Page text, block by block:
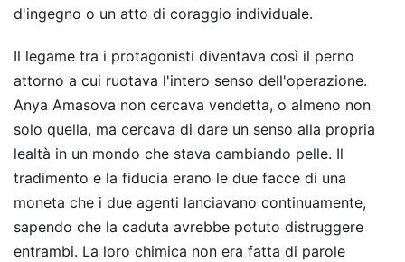
d'ingegno o un atto di coraggio individuale.
Il legame tra i protagonisti diventava così il perno
attorno a cui ruotava l'intero senso dell'operazione.
Anya Amasova non cercava vendetta, o almeno non
solo quella, ma cercava di dare un senso alla propria
lealtà in un mondo che stava cambiando pelle. Il
tradimento e la fiducia erano le due facce di una
moneta che i due agenti lanciavano continuamente,
sapendo che la caduta avrebbe potuto distruggere
entrambi. La loro chimica non era fatta di parole